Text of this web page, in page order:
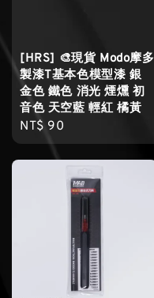
[HRS] 🎨現貨 Modo摩多
製漆T基本色模型漆 銀
金色 鐵色 消光 煙燻 初
音色 天空藍 輕紅 橘黃
Regular
price
NT$ 90